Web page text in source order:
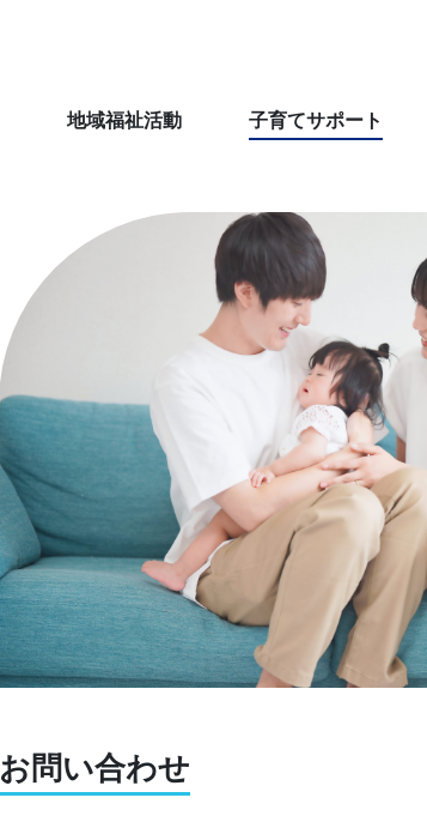
地域福祉活動 子育てサポート
お問い合わせ